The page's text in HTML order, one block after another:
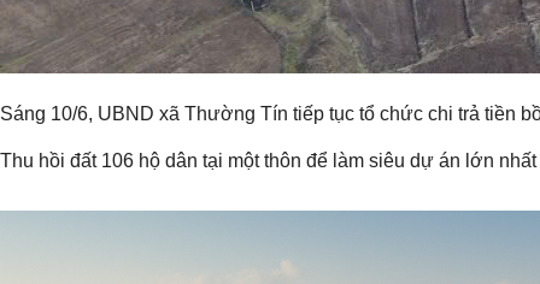
Sáng 10/6, UBND xã Thường Tín tiếp tục tổ chức chi trả tiền
Thu hồi đất 106 hộ dân tại một thôn để làm siêu dự án lớn